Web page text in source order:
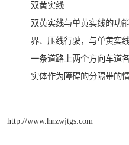
双黄实线
双黄实线与单黄实线的功
界、压线行驶，与单黄实
一条道路上两个方向车道
实体作为障碍的分隔带的情
http://www.hnzwjtgs.com